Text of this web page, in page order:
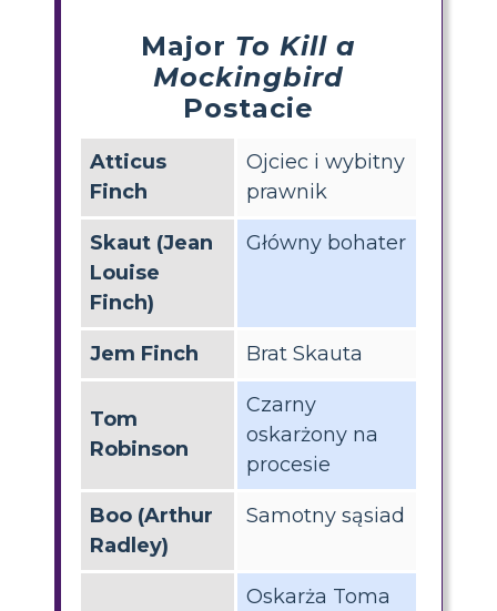
Major To Kill a
Mockingbird
Postacie
Atticus
Finch
Ojciec i wybitny
prawnik
Skaut (Jean
Louise
Finch)
Główny bohater
Jem Finch Brat Skauta
Tom
Robinson
Czarny
oskarżony na
procesie
Boo (Arthur
Radley)
Samotny sąsiad
Oskarża Toma